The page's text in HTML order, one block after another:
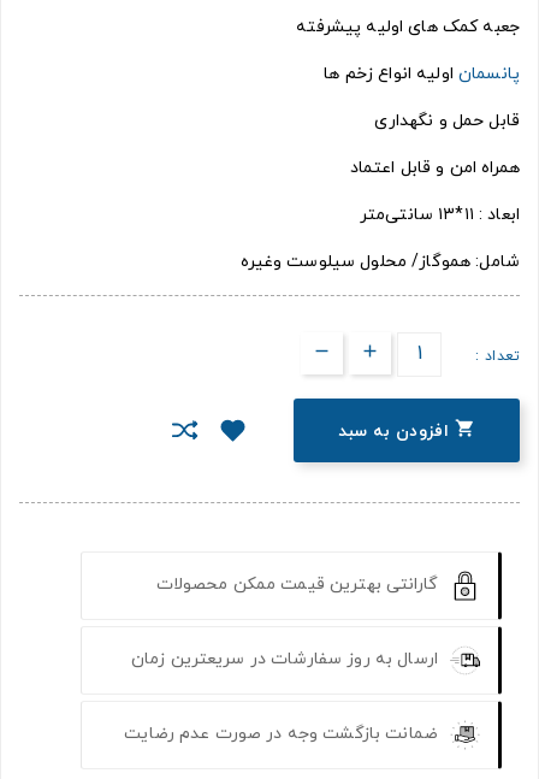
جعبه کمک های اولیه پیشرفته
پانسماناولیه انواع زخم ها
قابل حمل و نگهداری
همراه امن و قابل اعتماد
ابعاد : ۱۱*۱۳ سانتی‌متر
شامل: هموگاز/ محلول سیلوست وغیره
تعداد :
 افزودن به سبد
گارانتی بهترین قیمت ممکن محصولات
ارسال به روز سفارشات در سریعترین زمان
ضمانت بازگشت وجه در صورت عدم رضایت